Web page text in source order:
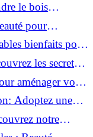
le bois
pour
bienfaits pour
les secrets
aménager votre
Adoptez une
notre